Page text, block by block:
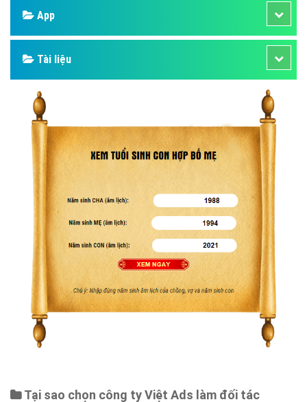
Facebook
Google
Bảng giá
Web Store
Dịch vụ liên quan
Other Ads
Quảng Cáo Google
App